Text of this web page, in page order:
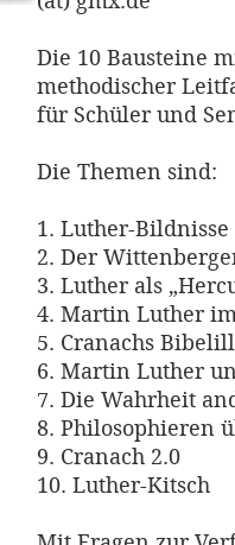
Die 10 Bausteine
methodischer
für Schüler und
Die Themen sind:
1. Luther-Bildnisse
2. Der
3. Luther als
4. Martin Luther
5. Cranachs
6. Martin Luther
7. Die Wahrheit
8. Philosophieren
9. Cranach 2.0
10. Luther-Kitsch